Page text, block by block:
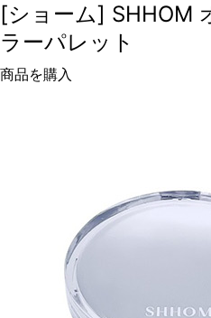
[ショーム] SHHOM
ラーパレット
商品を購入